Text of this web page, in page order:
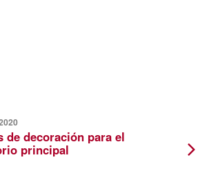
de decoración para el
principal